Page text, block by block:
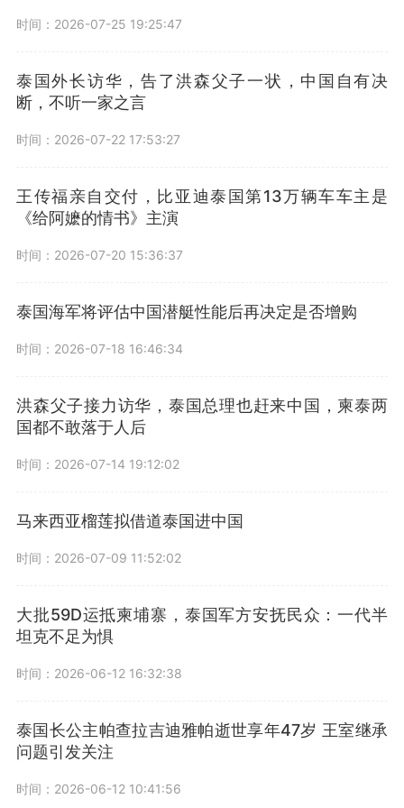
时间：2026-07-25 19:25:47
泰国外长访华，告了洪森父子一状，中国自有决
断，不听一家之言
时间：2026-07-22 17:53:27
王传福亲自交付，比亚迪泰国第13万辆车车主是
《给阿嬷的情书》主演
时间：2026-07-20 15:36:37
泰国海军将评估中国潜艇性能后再决定是否增购
时间：2026-07-18 16:46:34
洪森父子接力访华，泰国总理也赶来中国，柬泰两
国都不敢落于人后
时间：2026-07-14 19:12:02
马来西亚榴莲拟借道泰国进中国
时间：2026-07-09 11:52:02
大批59D运抵柬埔寨，泰国军方安抚民众：一代半
坦克不足为惧
时间：2026-06-12 16:32:38
泰国长公主帕查拉吉迪雅帕逝世享年47岁 王室继承
问题引发关注
时间：2026-06-12 10:41:56